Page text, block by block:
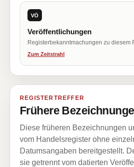
VÖ
Veröffentlichungen
Registerbekanntmachungen zu diesem
Zum Zeitstrahl
REGISTERTREFFER
Frühere
Diese früheren Bezeichnungen
vom Handelsregister ohne
Datumsangaben bereitgestellt.
sie getrennt vom datierten